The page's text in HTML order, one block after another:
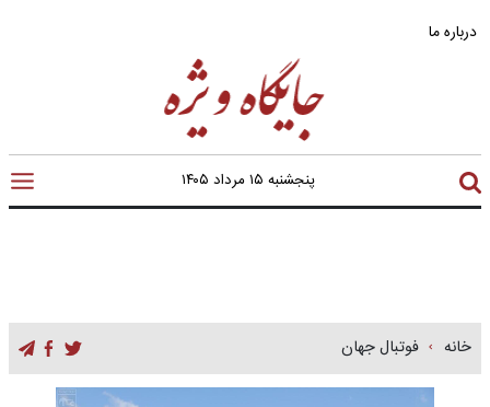
درباره ما
پنجشنبه ۱۵ مرداد ۱۴۰۵
خانه فوتبال جهان